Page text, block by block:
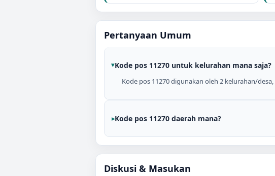
Pertanyaan Umum
Kode pos 11270 untuk kelurahan mana saja?
Kode pos 11270 digunakan oleh 2 kelurahan/
Kode pos 11270 daerah mana?
Diskusi & Masukan